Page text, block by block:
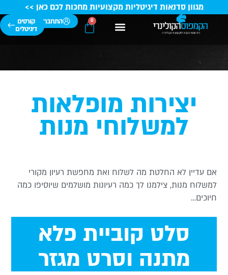
מגוון סדנאות דיגיטליות מקצועיות מחכות לכם כאן >>
התחברות קורסים
דיגיטלים
יצירות מופלאות
למשלוחי מנות
עדיין לא החלטת מה לשלוח ואת מחפשת רעיון מקורי
מנות, צילמנו לך כמה רעיונות מושלמים שיוסיפו כמה
סלט קוביית פלא
מתנה וסרט מגזר